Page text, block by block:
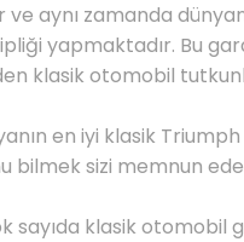
aynı zamanda
yapmaktadır. Bu
klasik otomobil
en iyi klasik
bilmek sizi memnun
sayıda klasik otomobil